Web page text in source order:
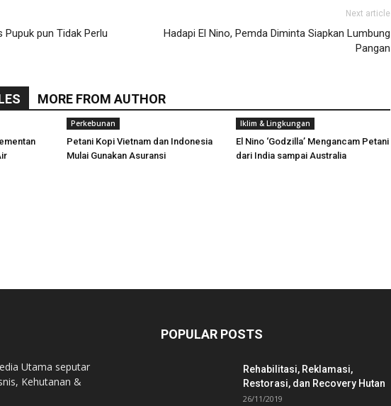
Pupuk pun Tidak Perlu
Next article
Hadapi El Nino, Pemda Diminta Siapkan Lumbung
Pangan
MORE FROM AUTHOR
Perkebunan
Petani Kopi Vietnam dan Indonesia
Mulai Gunakan Asuransi
Iklim & Lingkungan
El Nino ‘Godzilla’ Mengancam Petani
dari India sampai Australia
Utama seputar
Kehutanan &
POPULAR POSTS
Rehabilitasi, Reklamasi,
Restorasi, dan Recovery Hutan
26/11/2019